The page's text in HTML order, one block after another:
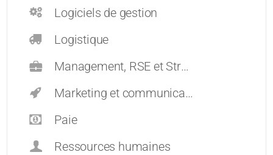
Logiciels de gestion
Logistique
Management, RSE et Stratégie
Marketing et communication
Paie
Ressources humaines